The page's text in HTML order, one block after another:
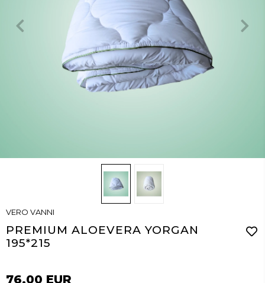
VERO VANNI
PREMIUM ALOEVERA YORGAN
195*215
76,00 EUR